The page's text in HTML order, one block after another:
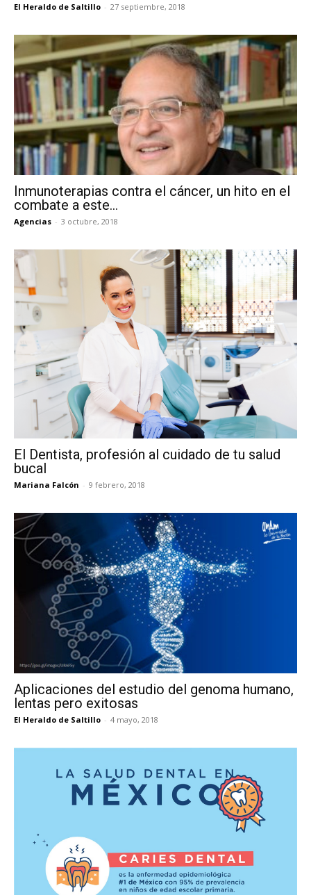
El Heraldo de Saltillo - 27 septiembre, 2018
Inmunoterapias contra el cáncer, un hito en el
combate a este...
Agencias - 3 octubre, 2018
El Dentista, profesión al cuidado de tu salud
bucal
Mariana Falcón - 9 febrero, 2018
Aplicaciones del estudio del genoma humano,
lentas pero exitosas
El Heraldo de Saltillo - 4 mayo, 2018